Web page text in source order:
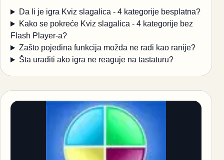
Da li je igra Kviz slagalica - 4 kategorije besplatna?
Kako se pokreće Kviz slagalica - 4 kategorije bez
Flash Player-a?
Zašto pojedina funkcija možda ne radi kao ranije?
Šta uraditi ako igra ne reaguje na tastaturu?